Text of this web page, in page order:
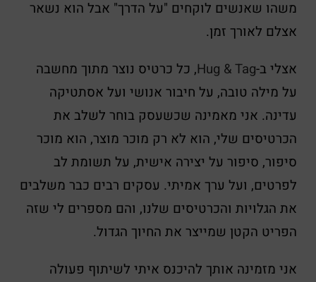
משהו שאנשים לוקחים "על הדרך" אבל הוא נשאר
אצלם לאורך זמן.
אצלי ב-Hug & Tag, כל כרטיס נוצר מתוך מחשבה
על מילה טובה, על חיבור אנושי ועל אסתטיקה
עדינה. אני מאמינה שכשעסק בוחר לשלב את
הכרטיסים שלי, הוא לא רק מוכר מוצר, הוא מוכר
סיפור, סיפור על יצירה אישית, על תשומת לב
לפרטים, ועל ערך אמיתי. עסקים רבים כבר משלבים
את הגלויות והכרטיסים שלנו, והם מספרים לי שזה
הפריט הקטן שמייצר את החיוך הגדול.
אני מזמינה אותך להיכנס איתי לשיתוף פעולה